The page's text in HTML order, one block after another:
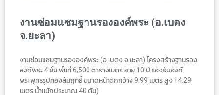
งานซ่อมแซมฐานรององค์พระ (อ.เบตง
จ.ยะลา)
งานซ่อมแซมฐานรององค์พระ (อ.เบตง จ.ยะลา) โครงสร้างฐานรอง
องค์พระ 4 ชั้น พื้นที่ 6,500 ตารางเมตร อายุ 10 ปี รองรับองค์
พระพุทธรูปทองสัมฤทธิ์ ขนาดหน้าตักกว้าง 9.99 เมตร สูง 14.29
เมตร น้ำหนักประมาณ 40 ตัน)